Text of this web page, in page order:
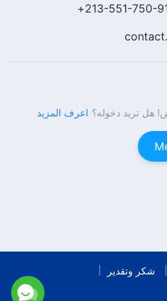
هل تريد دخوله؟ اعرف المزيد
شكر وتقدير